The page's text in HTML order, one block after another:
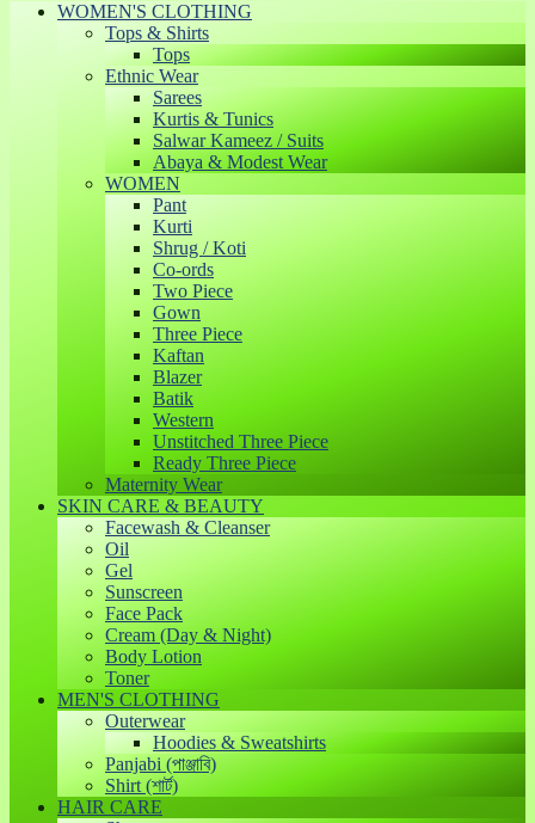
WOMEN'S CLOTHING
Tops & Shirts
Tops
Ethnic Wear
Sarees
Kurtis & Tunics
Salwar Kameez / Suits
Abaya & Modest Wear
WOMEN
Pant
Kurti
Shrug / Koti
Co-ords
Two Piece
Gown
Three Piece
Kaftan
Blazer
Batik
Western
Unstitched Three Piece
Ready Three Piece
Maternity Wear
SKIN CARE & BEAUTY
Facewash & Cleanser
Oil
Gel
Sunscreen
Face Pack
Cream (Day & Night)
Body Lotion
Toner
MEN'S CLOTHING
Outerwear
Hoodies & Sweatshirts
Panjabi (পাঞ্জাবি)
Shirt (শার্ট)
HAIR CARE